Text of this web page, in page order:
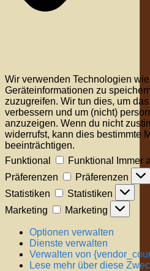
Wir verwenden Technologien
Geräteinformationen zu
zuzugreifen. Wir tun dies, um
verbessern und um (nicht)
anzuzeigen. Wenn du nicht
widerrufst, kann dies bestimmte
beeinträchtigen.
Funktional
Funktional
Immer
Präferenzen
Präferenzen
Statistiken
Statistiken
Marketing
Marketing
Optionen verwalten
Dienste verwalten
Verwalten von
Lese mehr über diese